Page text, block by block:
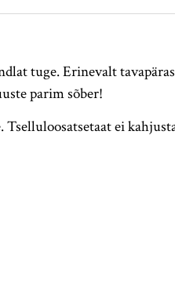
tuge. Erinevalt
parim sõber!
ei